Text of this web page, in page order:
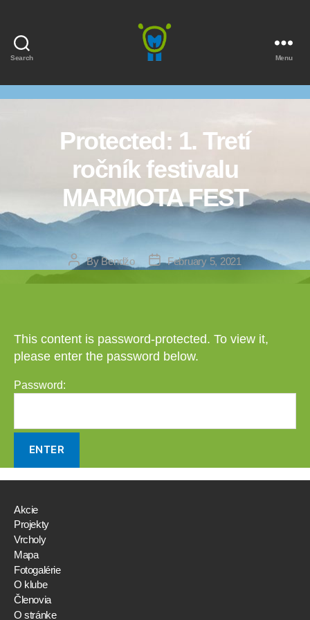
Search Menu
Protected: 1. Tretí
ročník festivalu
MARMOTA FEST
Post
author
By Bendžo
PostFebruary 5, 2021
This content is password-protected. To view it,
please enter the password below.
Password:
Akcie
Projekty
Vrcholy
Mapa
Fotogalérie
O klube
Členovia
O stránke